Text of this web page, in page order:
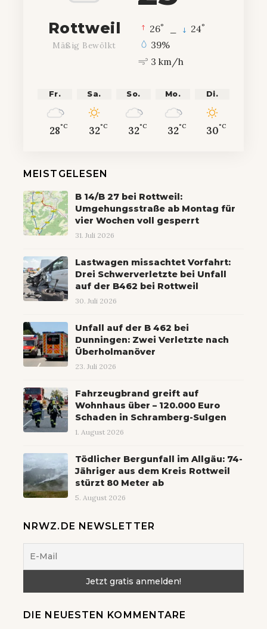
Rottweil
Mäßig Bewölkt
26° 24°
39%
3 km/h
Fr.
28°C
Sa.
32°C
So.
32°C
Mo.
32°C
Di.
30°C
MEISTGELESEN
B 14/B 27 bei Rottweil:
Umgehungsstraße ab Montag für
vier Wochen voll gesperrt
31. Juli 2026
Lastwagen missachtet Vorfahrt:
Drei Schwerverletzte bei Unfall
auf der B462 bei Rottweil
30. Juli 2026
Unfall auf der B 462 bei
Dunningen: Zwei Verletzte nach
Überholmanöver
23. Juli 2026
Fahrzeugbrand greift auf
Wohnhaus über – 120.000 Euro
Schaden in Schramberg-Sulgen
1. August 2026
Tödlicher Bergunfall im Allgäu: 74-
Jähriger aus dem Kreis Rottweil
stürzt 80 Meter ab
5. August 2026
NRWZ.DE NEWSLETTER
DIE NEUESTEN KOMMENTARE